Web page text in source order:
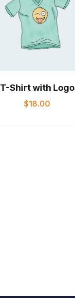
T-Shirt with Logo
$18.00